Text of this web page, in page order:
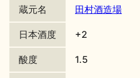
蔵元名 田村酒造場
日本酒度 +2
酸度 1.5